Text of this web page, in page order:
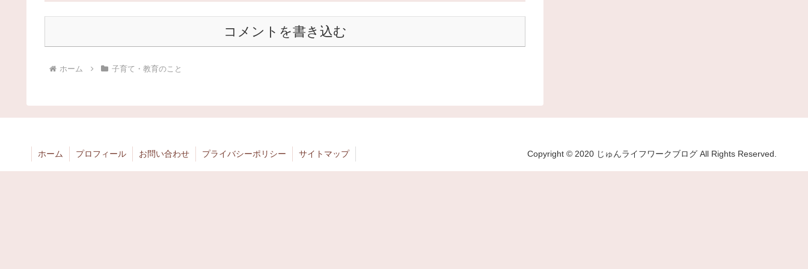
コメントを書き込む
ホーム 子育て・教育のこと
ホーム プロフィール お問い合わせ プライバシーポリシー サイトマップ Copyright © 2020 じゅんライフワークブログ All Rights Reserved.